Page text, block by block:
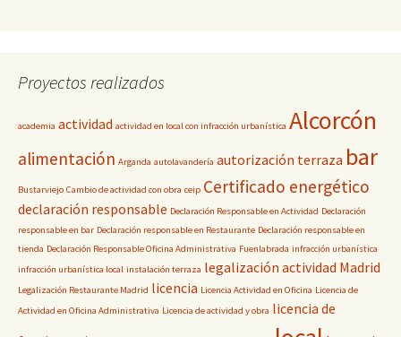
Proyectos realizados
academia actividad actividad en local con infracción urbanística Alcorcón
alimentación Arganda autolavandería autorización terraza bar
Bustarviejo Cambio de actividad con obra ceip Certificado energético
declaración responsable Declaración Responsable en Actividad Declaración
responsable en bar Declaración responsable en Restaurante Declaración responsable en
tienda Declaración Responsable Oficina Administrativa Fuenlabrada infracción urbanística
infracción urbanística local instalación terraza legalización actividad Madrid
Legalización Restaurante Madrid licencia Licencia Actividad en Oficina Licencia de
Actividad en Oficina Administrativa Licencia de actividad y obra licencia de